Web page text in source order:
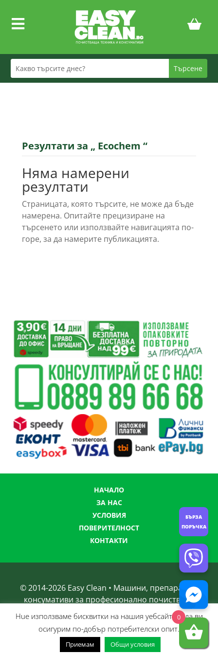

Резултати за „ Ecochem “
Няма намерени
резултати
Страницата, която търсите, не може да бъде
намерена. Опитайте прецизиране на
търсенето или използвайте навигацията по-
горе, за да намерите публикацията.
НАЧАЛО
ЗА НАС
УСЛОВИЯ
ПОВЕРИТЕЛНОСТ
КОНТАКТИ
© 2014-2026 Easy Clean • Машини, препарати и
консумативи за професионално почистване
Нue използвамe бисквитки на нашия уебсайт, за да ви
осигурим по-добър потребителски опит.
Приемам Общи условия
0
БЪРЗА
ПОРЪЧКА